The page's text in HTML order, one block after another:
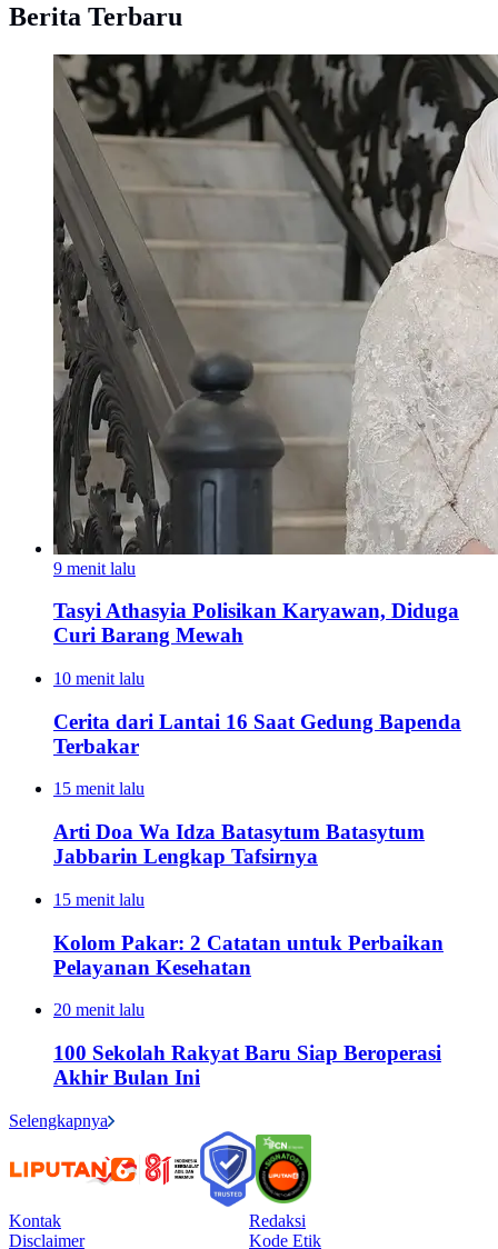
Berita Terbaru
9 menit lalu
Tasyi Athasyia Polisikan Karyawan, Diduga
Curi Barang Mewah
10 menit lalu
Cerita dari Lantai 16 Saat Gedung Bapenda
Terbakar
15 menit lalu
Arti Doa Wa Idza Batasytum Batasytum
Jabbarin Lengkap Tafsirnya
15 menit lalu
Kolom Pakar: 2 Catatan untuk Perbaikan
Pelayanan Kesehatan
20 menit lalu
100 Sekolah Rakyat Baru Siap Beroperasi
Akhir Bulan Ini
Selengkapnya
Kontak
Redaksi
Disclaimer
Kode Etik